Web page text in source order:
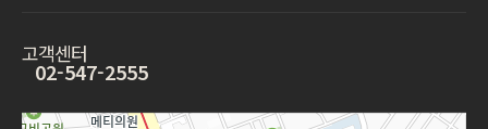
고객센터
02-547-2555